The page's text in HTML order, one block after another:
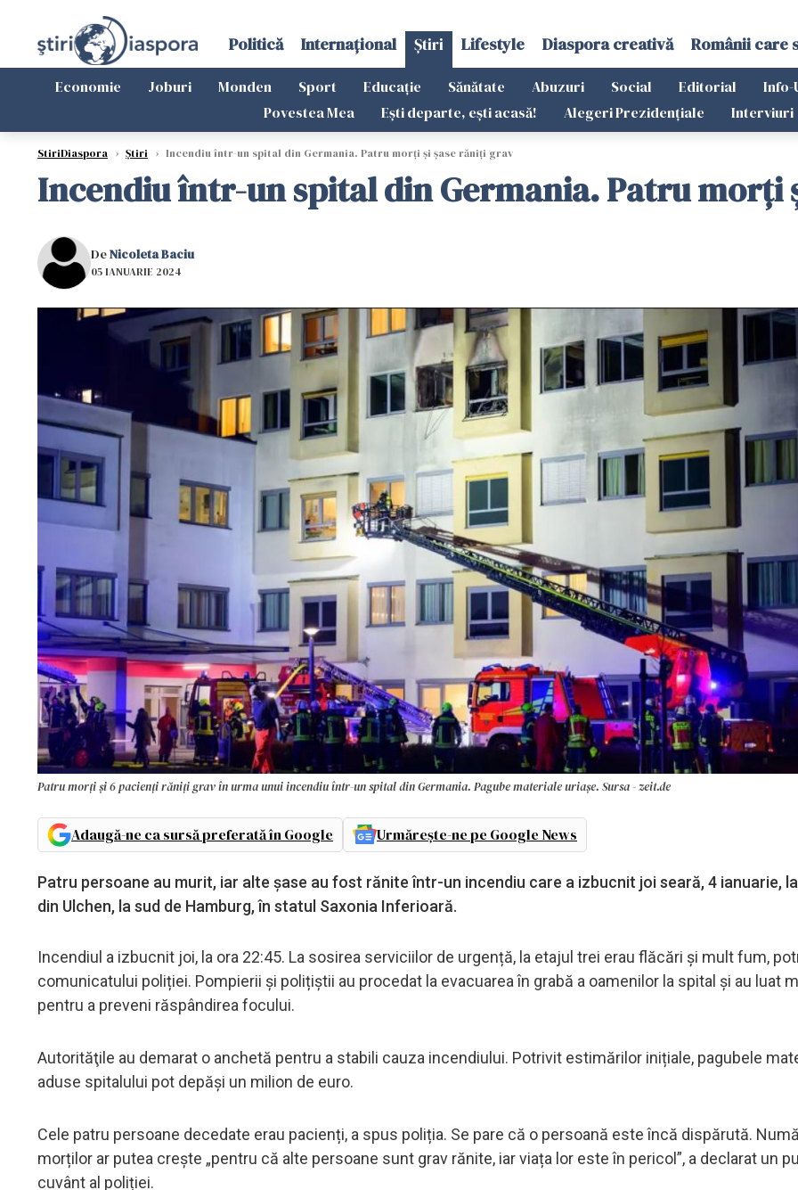
Politică Internațional Știri Lifestyle Diaspora creativă Românii care
Economie Joburi Monden Sport Educație Sănătate Abuzuri Social Editorial Info-
Povestea Mea
Ești departe, ești acasă! Alegeri Prezidențiale Interviuri
StiriDiaspora › Știri › Incendiu într-un spital din Germania. Patru morți și șase răniți grav
Incendiu într-un spital din Germania. Patru morți
DeNicoleta Baciu
05 IANUARIE 2024
Patru morți și 6 pacienți răniți grav în urma unui incendiu într-un spital din Germania. Pagube materiale uriașe. Sursa - zeit.de
Adaugă-ne ca sursă preferată în Google Urmărește-ne pe Google News
Patru persoane au murit, iar alte șase au fost rănite într-un incendiu care a izbucnit joi seară, 4 ianuarie,
din Ulchen, la sud de Hamburg, în statul Saxonia Inferioară.
Incendiul a izbucnit joi, la ora 22:45. La sosirea serviciilor de urgență, la etajul trei erau flăcări și mult fum,
comunicatului poliției. Pompierii și polițiștii au procedat la evacuarea în grabă a oamenilor la spital și au luat
pentru a preveni răspândirea focului.
Autorităţile au demarat o anchetă pentru a stabili cauza incendiului. Potrivit estimărilor inițiale, pagubele
aduse spitalului pot depăși un milion de euro.
Cele patru persoane decedate erau pacienți, a spus poliția. Se pare că o persoană este încă dispărută.
morților ar putea crește „pentru că alte persoane sunt grav rănite, iar viața lor este în pericol”, a declarat un
cuvânt al poliției.